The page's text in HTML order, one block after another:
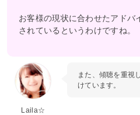
お客様の現状に合わせたアドバ
されているというわけですね。
Laila☆
また、傾聴を重視
けています。